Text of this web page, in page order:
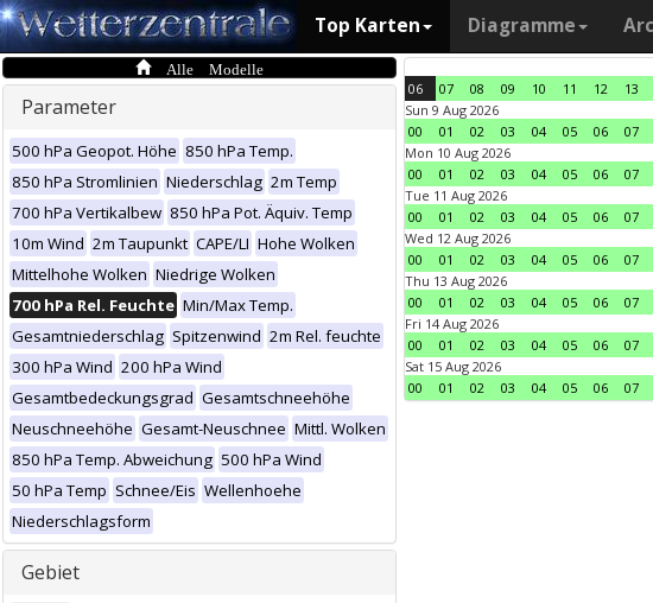
Top Karten Diagramme
Alle Modelle
Parameter
500 hPa Geopot. Höhe 850 hPa Temp.
850 hPa Stromlinien Niederschlag 2m Temp
700 hPa Vertikalbew 850 hPa Pot. Äquiv. Temp
10m Wind 2m Taupunkt CAPE/LI Hohe Wolken
Mittelhohe Wolken Niedrige Wolken
700 hPa Rel. Feuchte Min/Max Temp.
Gesamtniederschlag Spitzenwind 2m Rel. feuchte
300 hPa Wind 200 hPa Wind
Gesamtbedeckungsgrad Gesamtschneehöhe
Neuschneehöhe Gesamt-Neuschnee Mittl. Wolken
850 hPa Temp. Abweichung 500 hPa Wind
50 hPa Temp Schnee/Eis Wellenhoehe
Niederschlagsform
Gebiet
06 07 08 09 10 11 12 13
Sun 9 Aug 2026
00
01 02 03 04 05 06 07
Mon 10 Aug 2026
00
01 02 03 04 05 06 07
Tue 11 Aug 2026
00
01 02 03 04 05 06 07
Wed 12 Aug 2026
00
01 02 03 04 05 06 07
Thu 13 Aug 2026
00
01 02 03 04 05 06 07
Fri 14 Aug 2026
00
01 02 03 04 05 06 07
Sat 15 Aug 2026
00
01 02 03 04 05 06 07